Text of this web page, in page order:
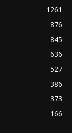
1261
876
845
636
527
386
373
166